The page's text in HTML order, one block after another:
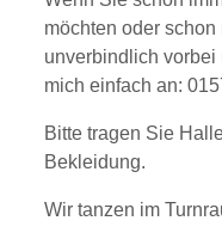
möchten oder
unverbindlich vorbei
mich einfach an:
Bitte tragen Sie
Bekleidung.
Wir tanzen im